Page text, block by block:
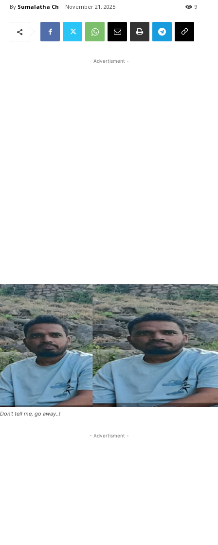
By Sumalatha Ch November 21, 2025 9
- Advertisment -
Don't tell me, go away..!
- Advertisment -